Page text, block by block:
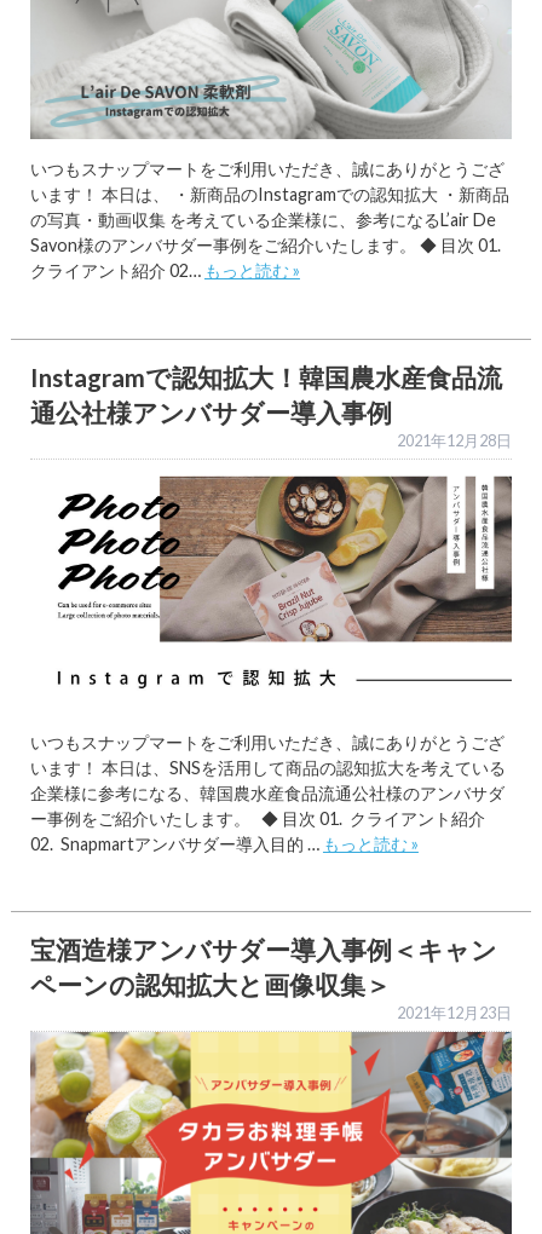
いつもスナップマートをご利用いただき、誠にありがとうござ
います！ 本日は、 ・新商品のInstagramでの認知拡大 ・新商品
の写真・動画収集 を考えている企業様に、参考になるL’air De
Savon様のアンバサダー事例をご紹介いたします。 ◆ 目次 01.
クライアント紹介 02… もっと読む »
Instagramで認知拡大！韓国農水産食品流
通公社様アンバサダー導入事例
2021年12月28日
いつもスナップマートをご利用いただき、誠にありがとうござ
います！ 本日は、SNSを活用して商品の認知拡大を考えている
企業様に参考になる、韓国農水産食品流通公社様のアンバサダ
ー事例をご紹介いたします。 ◆ 目次 01. クライアント紹介
02. Snapmartアンバサダー導入目的 …
もっと読む »
宝酒造様アンバサダー導入事例＜キャン
ペーンの認知拡大と画像収集＞
2021年12月23日